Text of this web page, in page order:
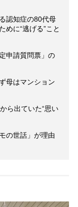
認知症の80代母
に“逃げる”こと
申請質問票」の
母はマンション
ら出ていた“思い
の世話」が理由